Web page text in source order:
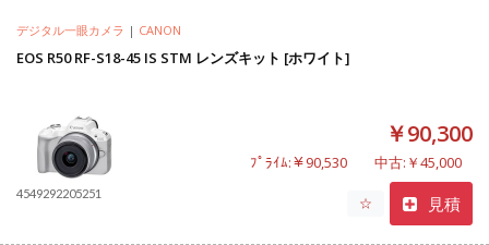
デジタル一眼カメラ | CANON
EOS R50 RF-S18-45 IS STM レンズキット [ホワイト]
4549292205251
￥90,300
ﾌﾟﾗｲﾑ:￥90,530 中古:￥45,000
☆ 見積